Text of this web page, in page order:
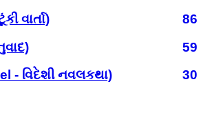
વાર્તા)
86
59
- વિદેશી નવલકથા)
30